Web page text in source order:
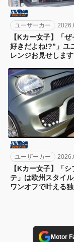
ユーザーカー
【Kカー女子】「
好きだよね!?”」ユ
レンジお見せします
ユーザーカー
【Kカー女子】「シ
テ」は欧州スタイ
ワンオフで叶える
Motor